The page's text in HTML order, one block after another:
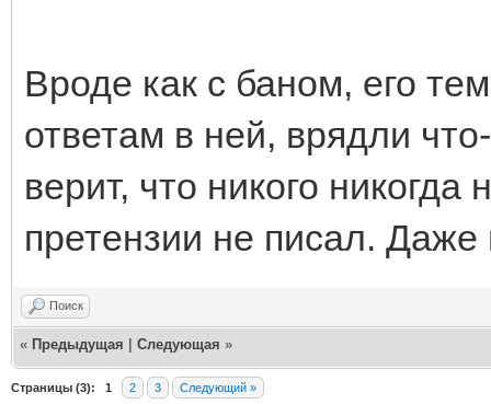
Вроде как с баном, его
ответам в ней, врядли
верит, что никого никогда
претензии не писал.
Поиск
« Предыдущая Следующая »
Страницы (3): 1 2 3 Следующий »